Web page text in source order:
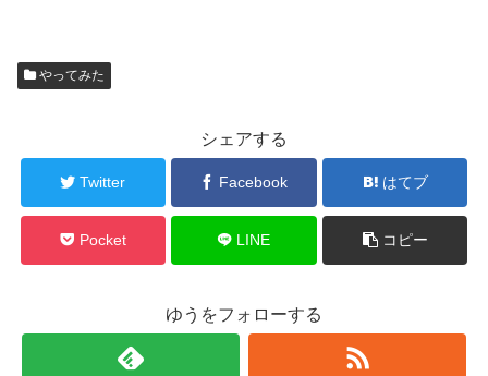
やってみた
シェアする
Twitter Facebook はてブ
Pocket LINE コピー
ゆうをフォローする